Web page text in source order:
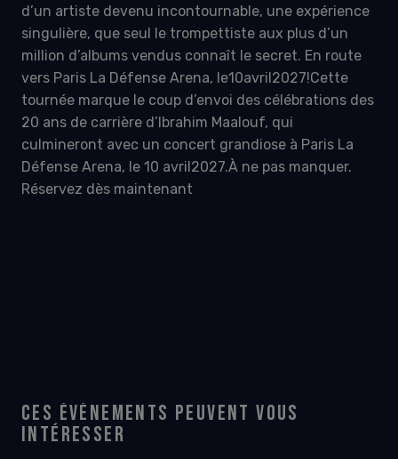
d’un artiste devenu incontournable, une expérience
singulière, que seul le trompettiste aux plus d’un
million d’albums vendus connaît le secret. En route
vers Paris La Défense Arena, le10avril2027!Cette
tournée marque le coup d’envoi des célébrations des
20 ans de carrière d’Ibrahim Maalouf, qui
culmineront avec un concert grandiose à Paris La
Défense Arena, le 10 avril2027.À ne pas manquer.
Réservez dès maintenant
CES ÉVÉNEMENTS PEUVENT VOUS
INTÉRESSER